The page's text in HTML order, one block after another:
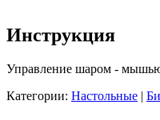
Инструкция
Управление шаром -
Категории: Настольные |